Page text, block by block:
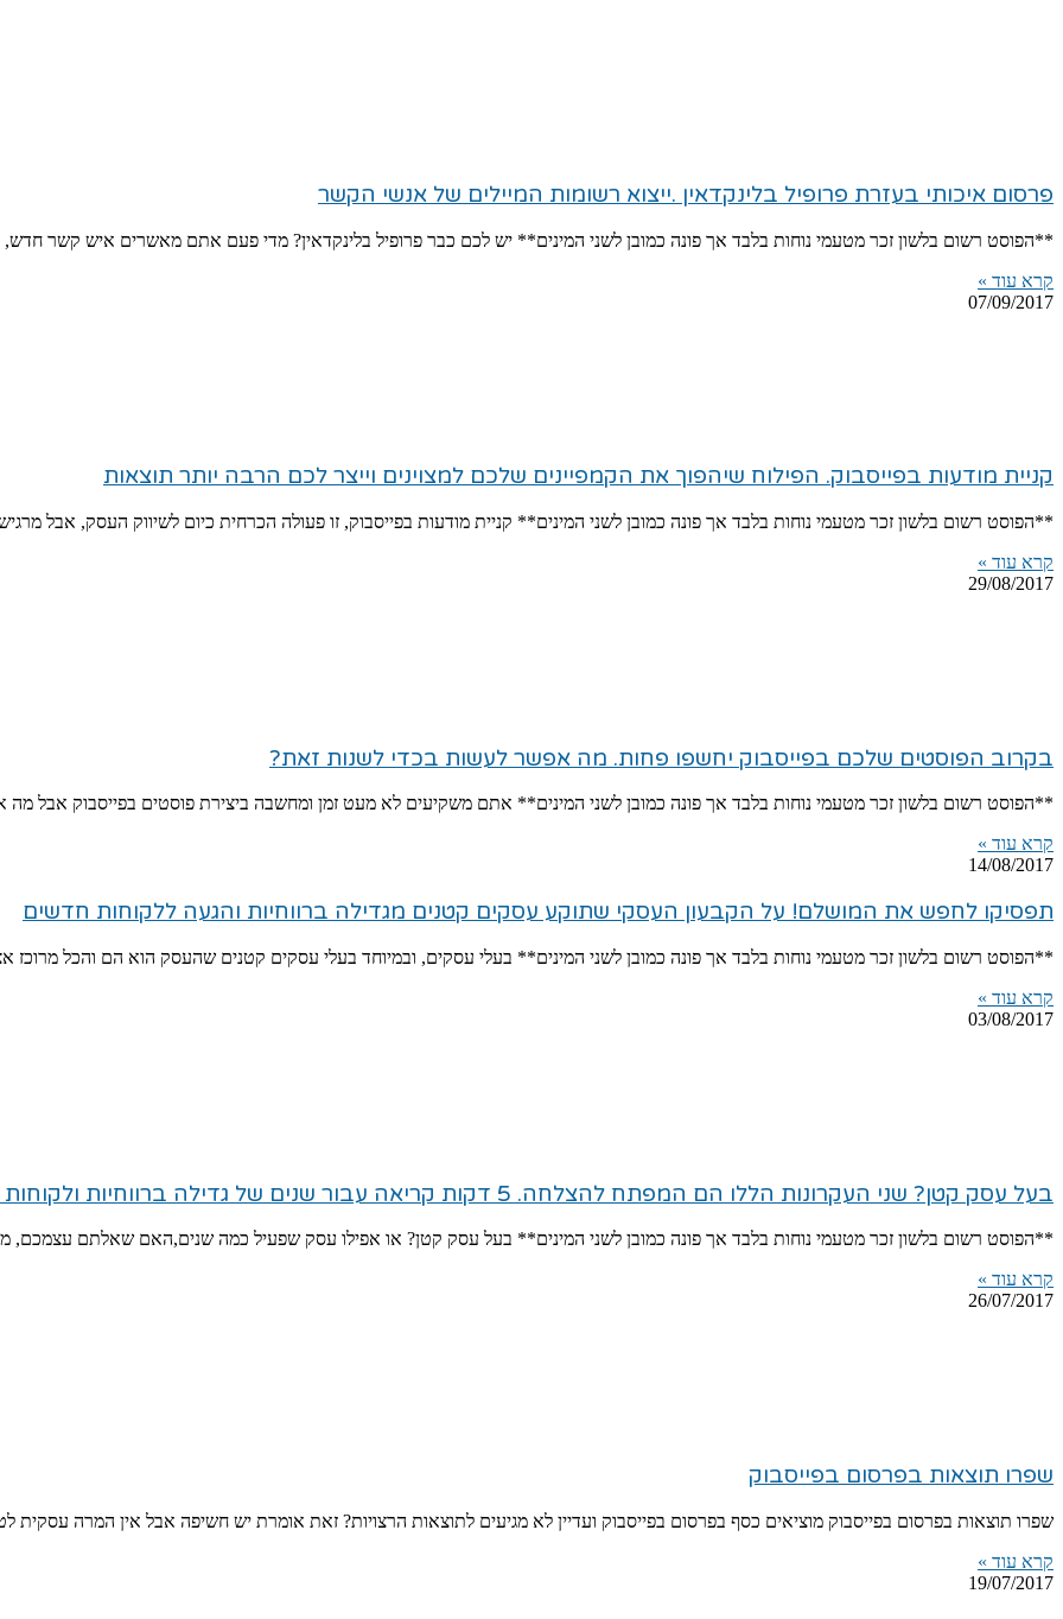
פרסום איכותי בעזרת פרופיל בלינקדאין .ייצוא רשומות המיילים של אנשי הקשר
**הפוסט רשום בלשון זכר מטעמי נוחות בלבד אך פונה כמובן לשני המינים** יש לכם כבר פרופיל בלינקדאין? מדי פעם אתם מאשרים איש קשר חדש,
קרא עוד »
07/09/2017
קניית מודעות בפייסבוק. הפילוח שיהפוך את הקמפיינים שלכם למצוינים וייצר לכם הרבה יותר תוצאות
**הפוסט רשום בלשון זכר מטעמי נוחות בלבד אך פונה כמובן לשני המינים** קניית מודעות בפייסבוק, זו פעולה הכרחית כיום לשיווק העסק, אבל
קרא עוד »
29/08/2017
בקרוב הפוסטים שלכם בפייסבוק יחשפו פחות. מה אפשר לעשות בכדי לשנות זאת?
**הפוסט רשום בלשון זכר מטעמי נוחות בלבד אך פונה כמובן לשני המינים** אתם משקיעים לא מעט זמן ומחשבה ביצירת פוסטים בפייסבוק אבל מה
קרא עוד »
14/08/2017
תפסיקו לחפש את המושלם! על הקבעון העסקי שתוקע עסקים קטנים מגדילה ברווחיות והגעה ללקוחות חדשים
**הפוסט רשום בלשון זכר מטעמי נוחות בלבד אך פונה כמובן לשני המינים** בעלי עסקים, ובמיוחד בעלי עסקים קטנים שהעסק הוא הם והכל מרוכז
קרא עוד »
03/08/2017
בעל עסק קטן? שני העקרונות הללו הם המפתח להצלחה. 5 דקות קריאה עבור שנים של גדילה ברווחיות ולקוחות נאמנים
**הפוסט רשום בלשון זכר מטעמי נוחות בלבד אך פונה כמובן לשני המינים** בעל עסק קטן? או אפילו עסק שפעיל כמה שנים,האם שאלתם עצמכם,
קרא עוד »
26/07/2017
שפרו תוצאות בפרסום בפייסבוק
שפרו תוצאות בפרסום בפייסבוק מוציאים כסף בפרסום בפייסבוק ועדיין לא מגיעים לתוצאות הרצויות? זאת אומרת יש חשיפה אבל אין המרה עסקית
קרא עוד »
19/07/2017